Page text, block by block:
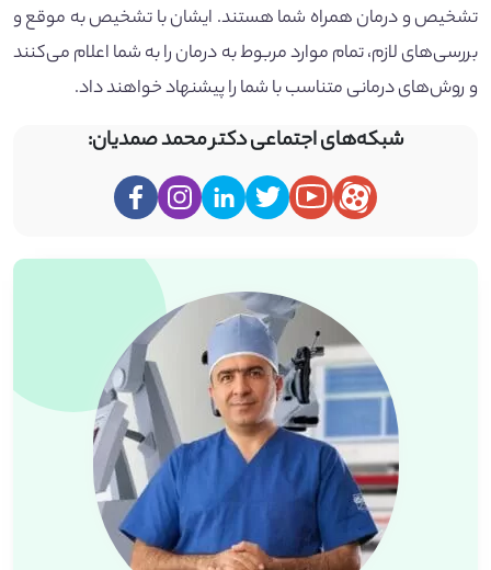
تشخیص و درمان همراه شما هستند. ایشان با تشخیص به موقع و
بررسی‌های لازم، تمام موارد مربوط به درمان را به شما اعلام می‌کنند
و روش‌های درمانی متناسب با شما را پیشنهاد خواهند داد.
شبکه‌های اجتماعی دکتر محمد صمدیان: